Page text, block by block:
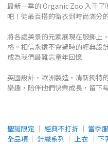
最新一季的 Organic Zoo 入手了
吧！從最百搭的衛衣到時尚滿分
將各處美景的元素展現在服飾上
格。相信永遠不會過時的經典設
成為我們最難忘童年回憶
英國設計，歐洲製造，清新獨特
樂趣，陪伴他們快樂成長，留下
聖誕限定 │ 經典不打折 │ 當季
全品項 │ 針織系列 │ 上衣 │ 下